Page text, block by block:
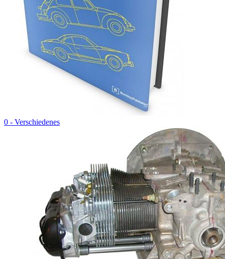
0 - Verschiedenes